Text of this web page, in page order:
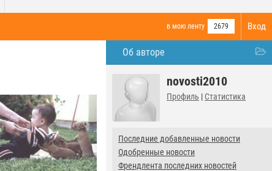
Вход
в мою ленту 2679
Об авторе
novosti2010
Профиль | Статистика
Последние добавленные новости
Одобренные новости
Френдлента последних новостей